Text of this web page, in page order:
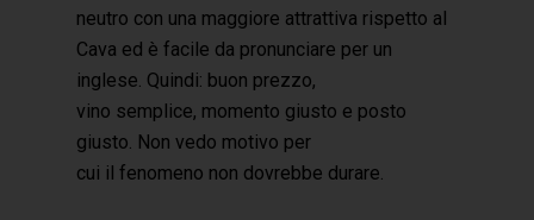
neutro con una maggiore attrattiva rispetto al
Cava ed è facile da pronunciare per un
inglese. Quindi: buon prezzo,
vino semplice, momento giusto e posto
giusto. Non vedo motivo per
cui il fenomeno non dovrebbe durare.